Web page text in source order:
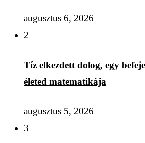
augusztus 6, 2026
2
Tíz elkezdett dolog, egy
életed matematikája
augusztus 5, 2026
3